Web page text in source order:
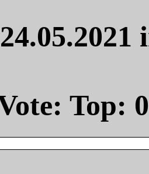
Top: 0